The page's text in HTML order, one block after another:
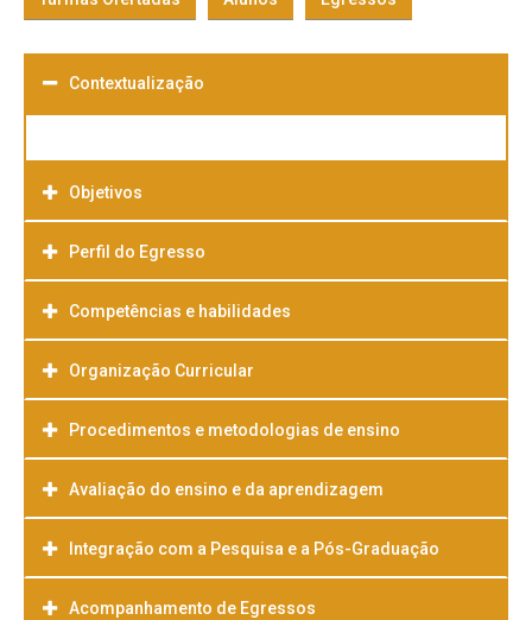
Contextualização
Objetivos
Perfil do Egresso
Competências e habilidades
Organização Curricular
Procedimentos e metodologias de ensino
Avaliação do ensino e da aprendizagem
Integração com a Pesquisa e a Pós-Graduação
Acompanhamento de Egressos